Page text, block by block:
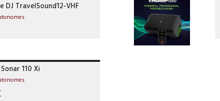
DJ TravelSound12-VHF
110 Xi